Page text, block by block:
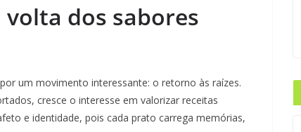
dos sabores
um movimento interessante: o retorno às raízes.
cresce o interesse em valorizar receitas
e identidade, pois cada prato carrega memórias,